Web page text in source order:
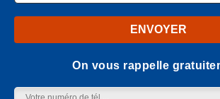
On vous rappelle